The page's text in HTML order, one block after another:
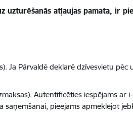
atļaujas pamata, ir
Ja Pārvaldē deklarē dzīvesvietu
Autentificēties iespējams ar
pieejams apmeklējot